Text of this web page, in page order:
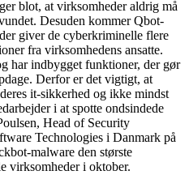
blot, at virksomheder aldrig må
Desuden kommer Qbot-
giver de cyberkriminelle flere
fra virksomhedens ansatte.
har indbygget funktioner, der gør
Derfor er det vigtigt, at
it-sikkerhed og ikke mindst
i at spotte ondsindede
Head of Security
Technologies i Danmark på
malware den største
virksomheder i oktober.